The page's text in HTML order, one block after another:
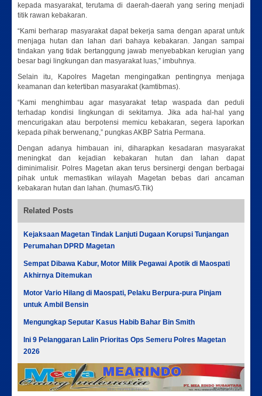
kepada masyarakat, terutama di daerah-daerah yang sering menjadi
titik rawan kebakaran.
“Kami berharap masyarakat dapat bekerja sama dengan aparat untuk
menjaga hutan dan lahan dari bahaya kebakaran. Jangan sampai
tindakan yang tidak bertanggung jawab menyebabkan kerugian yang
besar bagi lingkungan dan masyarakat luas,” imbuhnya.
Selain itu, Kapolres Magetan mengingatkan pentingnya menjaga
keamanan dan ketertiban masyarakat (kamtibmas).
“Kami menghimbau agar masyarakat tetap waspada dan peduli
terhadap kondisi lingkungan di sekitarnya. Jika ada hal-hal yang
mencurigakan atau berpotensi memicu kebakaran, segera laporkan
kepada pihak berwenang,” pungkas AKBP Satria Permana.
Dengan adanya himbauan ini, diharapkan kesadaran masyarakat
meningkat dan kejadian kebakaran hutan dan lahan dapat
diminimalisir. Polres Magetan akan terus bersinergi dengan berbagai
pihak untuk memastikan wilayah Magetan bebas dari ancaman
kebakaran hutan dan lahan. (humas/G.Tik)
Related Posts
Kejaksaan Magetan Tindak Lanjuti Dugaan Korupsi Tunjangan
Perumahan DPRD Magetan
Sempat Dibawa Kabur, Motor Milik Pegawai Apotik di Maospati
Akhirnya Ditemukan
Motor Vario Hilang di Maospati, Pelaku Berpura-pura Pinjam
untuk Ambil Bensin
Mengungkap Seputar Kasus Habib Bahar Bin Smith
Ini 9 Pelanggaran Lalin Prioritas Ops Semeru Polres Magetan
2026